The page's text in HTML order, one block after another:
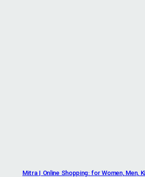
Mitra | Online Shopping: for Women, Men,